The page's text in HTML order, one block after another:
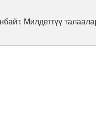
Милдеттүү